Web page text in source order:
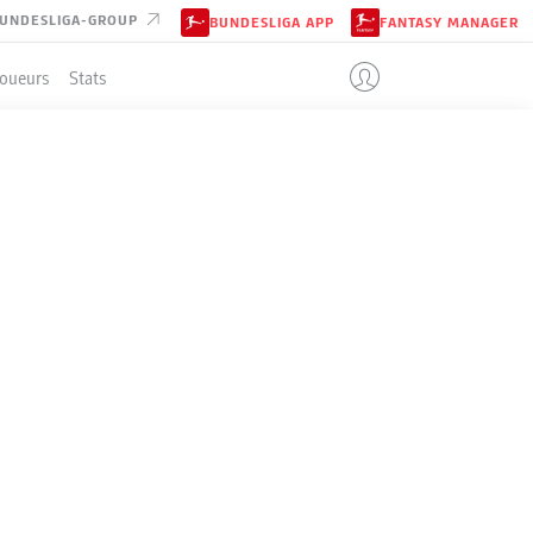
GROUP BUNDESLIGA APP FANTASY MANAGER
Stats